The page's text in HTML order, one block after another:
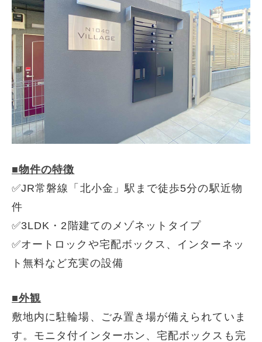
■物件の特徴
✅JR常磐線「北小金」駅まで徒歩5分の駅近物
件
✅3LDK・2階建てのメゾネットタイプ
✅オートロックや宅配ボックス、インターネッ
ト無料など充実の設備
■外観
敷地内に駐輪場、ごみ置き場が備えられていま
す。モニタ付インターホン、宅配ボックスも完